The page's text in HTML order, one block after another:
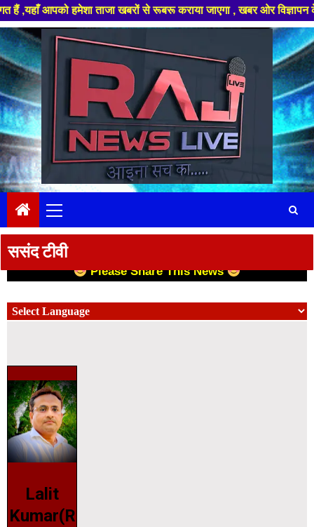
हमेशा ताजा खबरों से रूबरू कराया जाएगा , खबर ओर विज्ञापन के
Skip
to
content
Menu
ससंद टीवी
Please Share This News
Lalit
Kumar(R